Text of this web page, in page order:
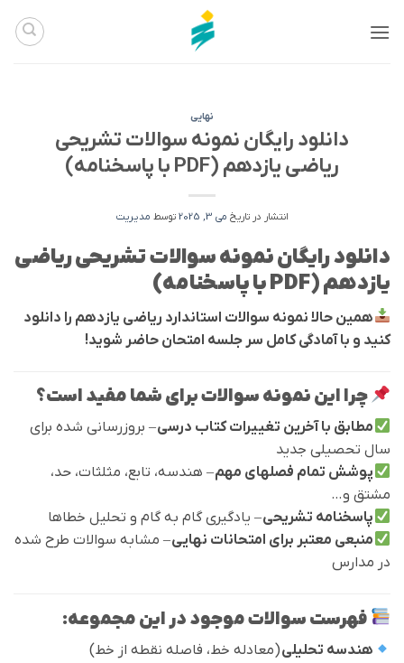
نهایی
دانلود رایگان نمونه سوالات تشریحی
ریاضی یازدهم (PDF با پاسخنامه)
انتشار در تاریخ می 3, 2025 توسط مدیریت
دانلود رایگان نمونه سوالات تشریحی ریاضی
یازدهم (PDF با پاسخنامه)
همین حالا نمونه سوالات استاندارد ریاضی یازدهم را دانلود
کنید و با آمادگی کامل سر جلسه امتحان حاضر شوید!
چرا این نمونه سوالات برای شما مفید است؟
مطابق با آخرین تغییرات کتاب درسی– بروزرسانی شده برای
سال تحصیلی جدید
پوشش تمام فصلهای مهم– هندسه، تابع، مثلثات، حد،
مشتق و…
پاسخنامه تشریحی– یادگیری گام به گام و تحلیل خطاها
منبعی معتبر برای امتحانات نهایی– مشابه سوالات طرح شده
در مدارس
فهرست سوالات موجود در این مجموعه:
هندسه تحلیلی(معادله خط، فاصله نقطه از خط)